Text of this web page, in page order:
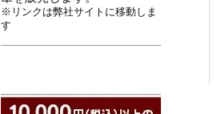
※リンクは弊社サイトに移動しま
す